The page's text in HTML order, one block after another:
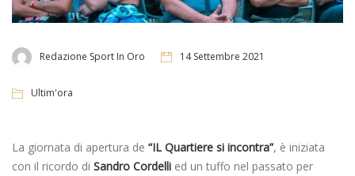
Redazione Sport In Oro 14 Settembre 2021
Ultim'ora
La giornata di apertura de “IL Quartiere si incontra”, è iniziata
con il ricordo di Sandro Cordelli ed un tuffo nel passato per